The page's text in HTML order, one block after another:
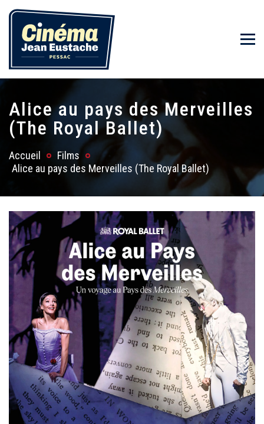
Alice au pays des Merveilles
(The Royal Ballet)
Accueil
Films
Alice au pays des Merveilles (The Royal Ballet)